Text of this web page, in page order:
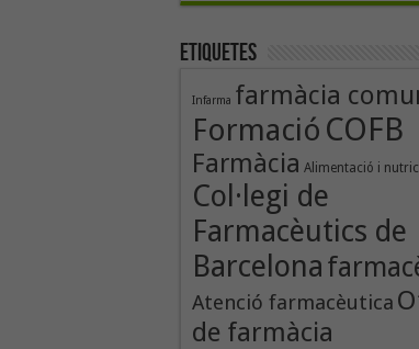
Etiquetes
Infarma farmàcia
Formació COFB
Farmàcia Alimentació i
Col·legi de
Farmacèutics de
Barcelona
Atenció farmacèutica
de farmàcia